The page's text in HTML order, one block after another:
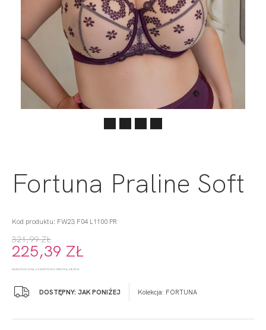
Fortuna Praline Soft
Kod produktu: FW23 F04 L1100 PR
321,99 ZŁ
225,39 ZŁ
NAJNIŻSZA CENA Z 30 DNI PRZED OBNIŻKĄ: 305,89 ZŁ
DOSTĘPNY: JAK PONIŻEJ Kolekcja: FORTUNA